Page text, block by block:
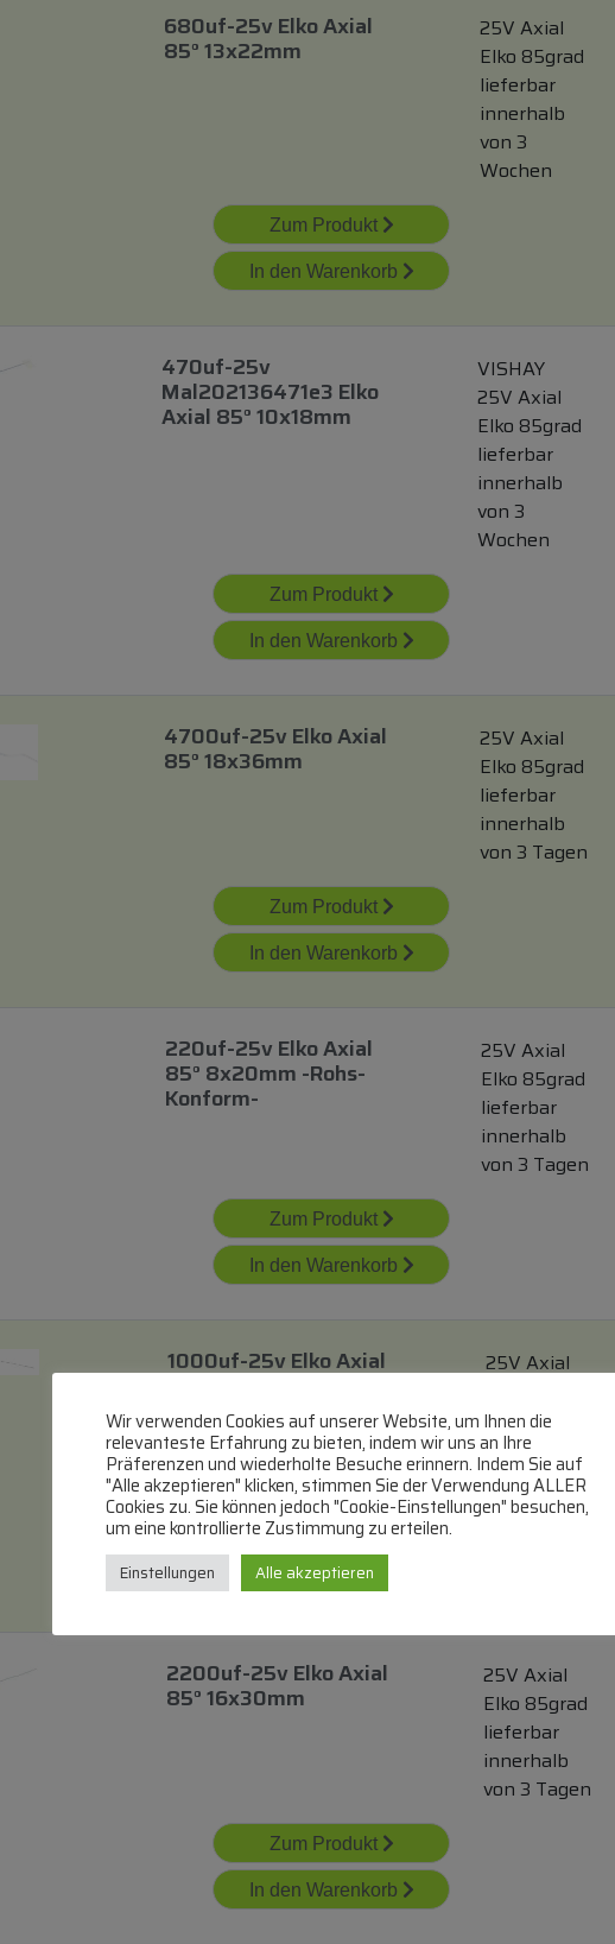
680uf-25v Elko Axial
85° 13x22mm
25V Axial
Elko 85grad
lieferbar
innerhalb
von 3
Wochen
Zum Produkt
In den Warenkorb
470uf-25v
Mal202136471e3 Elko
Axial 85° 10x18mm
VISHAY
25V Axial
Elko 85grad
lieferbar
innerhalb
von 3
Wochen
Zum Produkt
In den Warenkorb
4700uf-25v Elko Axial
85° 18x36mm
25V Axial
Elko 85grad
lieferbar
innerhalb
von 3 Tagen
Zum Produkt
In den Warenkorb
220uf-25v Elko Axial
85° 8x20mm -rohs-
Konform-
25V Axial
Elko 85grad
lieferbar
innerhalb
von 3 Tagen
Zum Produkt
In den Warenkorb
1000uf-25v Elko Axial
25V Axial
lieferbar
innerhalb
von 3 Tagen
Zum Produkt
In den Warenkorb
2200uf-25v Elko Axial
85° 16x30mm
25V Axial
Elko 85grad
lieferbar
innerhalb
von 3 Tagen
Zum Produkt
In den Warenkorb
Wir verwenden Cookies auf unserer Website, um Ihnen die
relevanteste Erfahrung zu bieten, indem wir uns an Ihre
Präferenzen und wiederholte Besuche erinnern. Indem Sie auf
"Alle akzeptieren" klicken, stimmen Sie der Verwendung ALLER
Cookies zu. Sie können jedoch "Cookie-Einstellungen" besuchen,
um eine kontrollierte Zustimmung zu erteilen.
Einstellungen Alle akzeptieren